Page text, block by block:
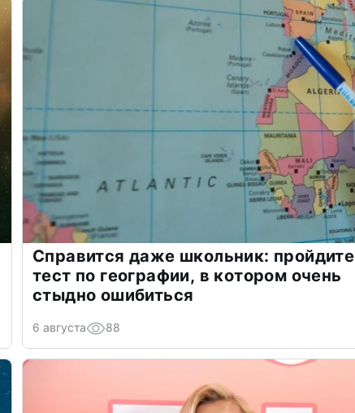
Справится даже школьник: пройдите
тест по географии, в котором очень
стыдно ошибиться
6 августа 88